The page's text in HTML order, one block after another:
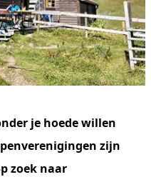
je hoede willen
zijn
zoek naar